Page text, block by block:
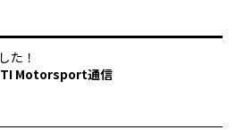
た！
Motorsport通信